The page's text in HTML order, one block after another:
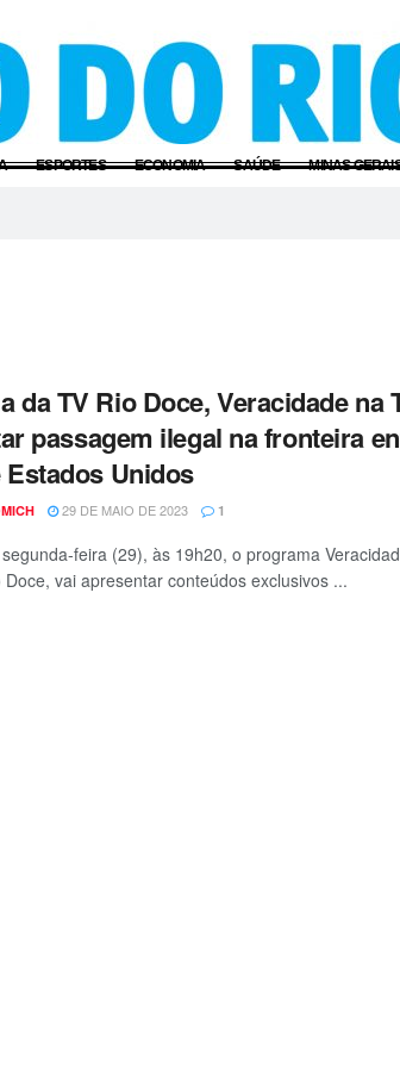
ESPORTES ECONOMIA SAÚDE MINAS
da TV Rio Doce, Veracidade na
passagem ilegal na fronteira
Estados Unidos
29 DE MAIO DE 2023 1
feira (29), às 19h20, o programa
Doce, vai apresentar conteúdos exclusivos ...